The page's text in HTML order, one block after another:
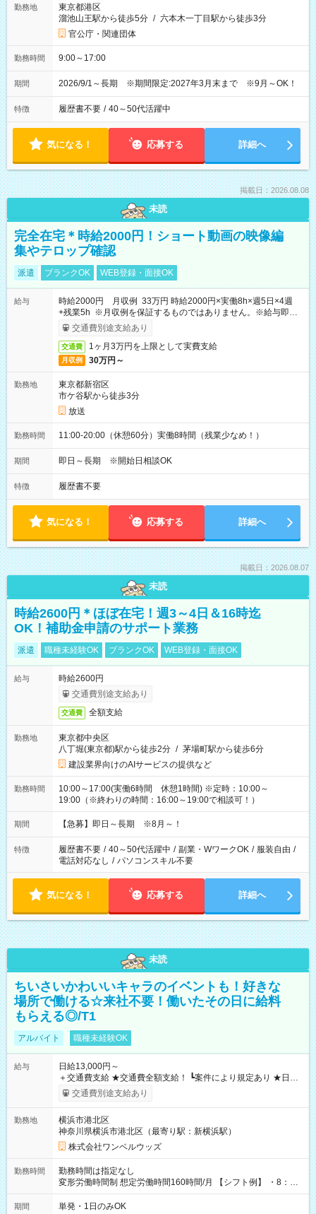
勤務地
東京都港区
溜池山王駅から徒歩5分 / 六本木一丁目駅から徒歩3分
官公庁・関連団体
勤務時間 9:00～17:00
期間 2026/9/1～長期 ※期間限定:2027年3月末まで ※9月～OK！
特徴 履歴書不要 / 40～50代活躍中
気になる！ 応募する 詳細へ
掲載日：2026.08.08
未読
完全在宅＊時給2000円！ショート動画の映像編
集やテロップ確認
派遣 ブランクOK WEB登録・面接OK
給与
時給2000円 月収例 33万円 時給2000円×実働8h×週5日×4週
+残業5h ※月収例を保証するものではありません。※給与即受
取りサービス利用可（利用条件有）
交通費別途支給あり
交通費 1ヶ月3万円を上限として実費支給
月収例 30万円～
勤務地
東京都新宿区
市ケ谷駅から徒歩3分
放送
勤務時間 11:00-20:00（休憩60分）実働8時間（残業少なめ！）
期間 即日～長期 ※開始日相談OK
特徴 履歴書不要
気になる！ 応募する 詳細へ
掲載日：2026.08.07
未読
時給2600円＊ほぼ在宅！週3～4日＆16時迄
OK！補助金申請のサポート業務
派遣 職種未経験OK ブランクOK WEB登録・面接OK
給与
時給2600円
交通費別途支給あり
交通費 全額支給
勤務地
東京都中央区
八丁堀(東京都)駅から徒歩2分 / 茅場町駅から徒歩6分
建設業界向けのAIサービスの提供など
勤務時間
10:00～17:00(実働6時間 休憩1時間) ※定時：10:00～
19:00（※終わりの時間：16:00～19:00で相談可！）
期間 【急募】即日～長期 ※8月～！
特徴 履歴書不要 / 40～50代活躍中 / 副業・WワークOK / 服装自由 /
電話対応なし / パソコンスキル不要
気になる！ 応募する 詳細へ
未読
ちいさいかわいいキャラのイベントも！好きな
場所で働ける☆来社不要！働いたその日に給料
もらえる◎/T1
アルバイト 職種未経験OK
給与
日給13,000円～
＋交通費支給 ★交通費全額支給！ ┗案件により規定あり ★日払
いOK！（規定あり） ┗働いたその日に現金GET♪ お仕事後はコ
ンビニATMから 日払い分を引き落とせます！ 【試用期間】試
交通費別途支給あり
勤務地
横浜市港北区
神奈川県横浜市港北区（最寄り駅：新横浜駅）
株式会社ワンベルウッズ
勤務時間
勤務時間は指定なし
変形労働時間制 想定労働時間160時間/月 【シフト例】 ・8：00
～21：00
期間 単発・1日のみOK